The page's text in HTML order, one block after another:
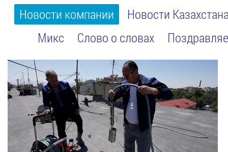
Новости компании
Новости
Микс
Слово о словах